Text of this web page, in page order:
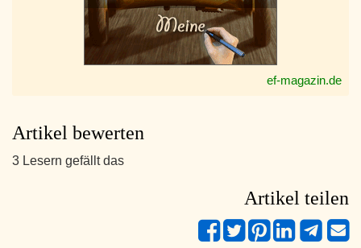
ef-magazin.de
Artikel bewerten
3 Lesern gefällt das
Artikel teilen